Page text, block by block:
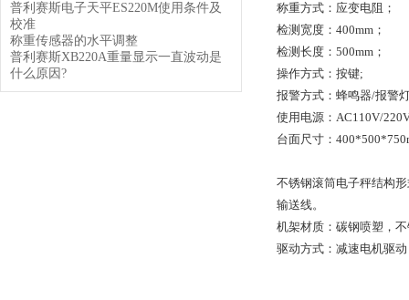
普利赛斯电子天平ES220M使用条件及
校准
称重传感器的水平调整
普利赛斯XB220A重量显示一直波动是
什么原因?
称重方式：应变电阻；
检测宽度：400mm；
检测长度：500mm；
操作方式：按键;
报警方式：蜂鸣器/报警
使用电源：AC110V/
台面尺寸：
不锈钢滚筒电子秤结构
输送线。
机架材质：碳钢喷塑，
驱动方式：减速电机驱